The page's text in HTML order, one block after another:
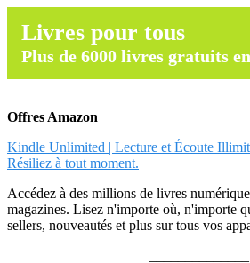
Livres pour tous
Plus de 6000 livres gratuits
Offres Amazon
Kindle Unlimited | Lecture et Écoute
Résiliez à tout moment.
Accédez à des millions de livres
magazines. Lisez n'importe où, n'importe
sellers, nouveautés et plus sur tous vos